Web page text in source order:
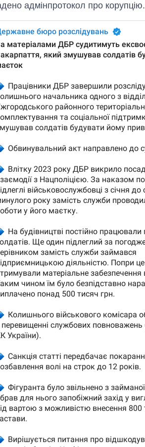
адмінпротокол про корупцію.